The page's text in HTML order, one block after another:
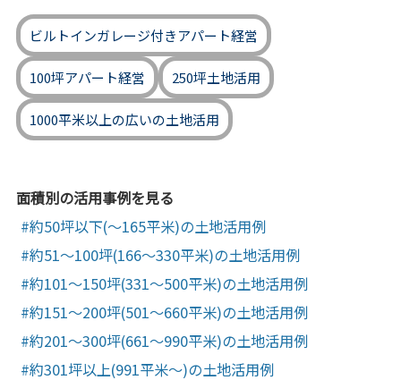
ビルトインガレージ付きアパート経営
100坪アパート経営 250坪土地活用
1000平米以上の広いの土地活用
面積別の活用事例を見る
約50坪以下(～165平米)の土地活用例
約51～100坪(166～330平米)の土地活用例
約101～150坪(331～500平米)の土地活用例
約151～200坪(501～660平米)の土地活用例
約201～300坪(661～990平米)の土地活用例
約301坪以上(991平米～)の土地活用例